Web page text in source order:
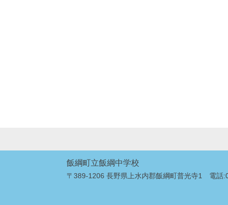
飯綱町立飯綱中学校
〒389-1206 長野県上水内郡飯綱町普光寺1 電